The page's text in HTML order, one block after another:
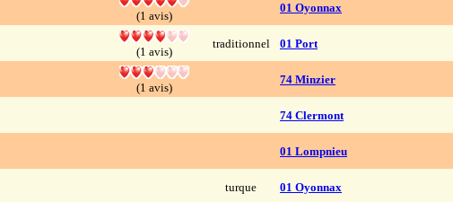
(1 avis)
01 Oyonnax
(1 avis)
traditionnel 01 Port
(1 avis)
74 Minzier
74 Clermont
01 Lompnieu
turque 01 Oyonnax